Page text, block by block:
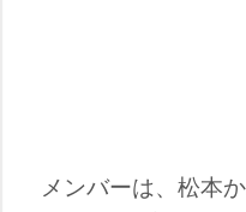
メンバーは、松本